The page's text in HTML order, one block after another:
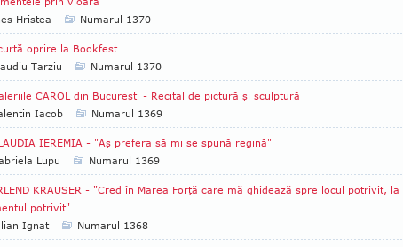
Hristea
Numarul 1370
oprire la Bookfest
Tarziu
Numarul 1370
CAROL din Bucureşti - Recital de pictură şi sculptură
Iacob
Numarul 1369
IEREMIA - "Aş prefera să mi se spună regină"
Lupu
Numarul 1369
KRAUSER - "Cred în Marea Forţă care mă ghidează spre locul potrivit, la
potrivit"
Ignat
Numarul 1368